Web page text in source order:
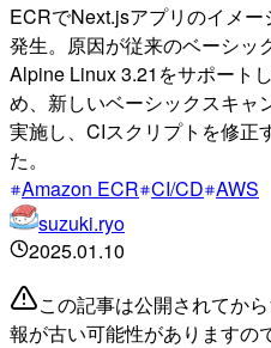
ECRでNext.jsアプリのイメ
発生。原因が従来のベーシッ
Alpine Linux 3.21をサポート
め、新しいベーシックスキャ
実施し、CIスクリプトを修正
た。
Amazon ECR CI/CD AWS
suzuki.ryo
2025.01.10
この記事は公開されてか
報が古い可能性がありますの